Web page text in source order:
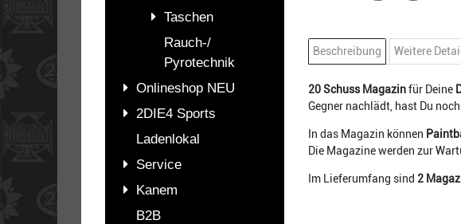
Taschen
Rauch-/
Pyrotechnik
Onlineshop NEU
2DIE4 Sports
Ladenlokal
Service
Kanem
B2B
Beschreibung Weitere
20 Schuss Magazinfür Deine
Gegner nachlädt, hast Du
In das Magazin können
Die Magazine werden zur
Im Lieferumfang sind 2